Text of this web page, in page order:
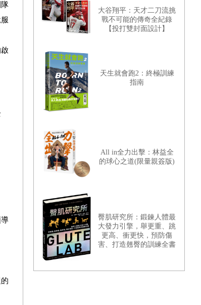
大谷翔平：天才二刀流挑
戰不可能的傳奇全紀錄
【投打雙封面設計】
天生就會跑2：終極訓練
指南
All in全力出擊：林益全
的球心之道(限量親簽版)
臀肌研究所：鍛鍊人體最
大發力引擎，舉更重、跳
更高、衝更快，預防傷
害、打造翹臀的訓練全書